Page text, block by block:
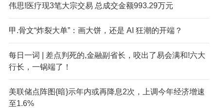
伟思!医疗现3笔大宗交易 总成交金额993.29万元
甲.骨文“炸裂大单”：画大饼，还是 AI 狂潮的开端？
每日一词 | 差点判死的,金融副省长，咬出了易会满和!六大
行长，一锅端了！
美联储点阵图{暗}示年内或再降息2次，上调今年经济增速
至1.6%